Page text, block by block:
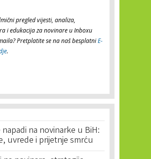
pregled vijesti, analiza,
i edukacija za novinare u Inboxu
Pretplatite se na naš besplatniE-
.
na novinarke u BiH:
uvrede i prijetnje smrću